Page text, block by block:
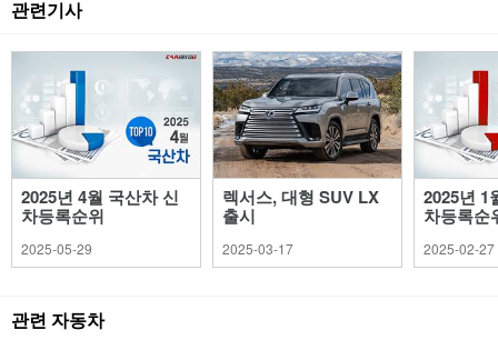
관련기사
2025년 4월 국산차 신
차등록순위
2025-05-29
렉서스, 대형 SUV LX
출시
2025-03-17
2025년 1
차등록순
2025-02-27
관련 자동차